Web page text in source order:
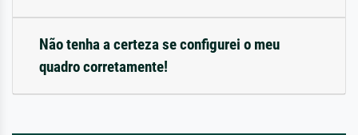
Não tenha a certeza se configurei o meu
quadro corretamente!